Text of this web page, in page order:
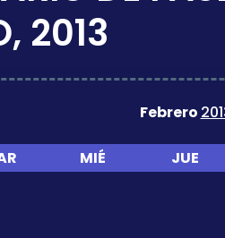
2013
Febrero
MIÉ JUE